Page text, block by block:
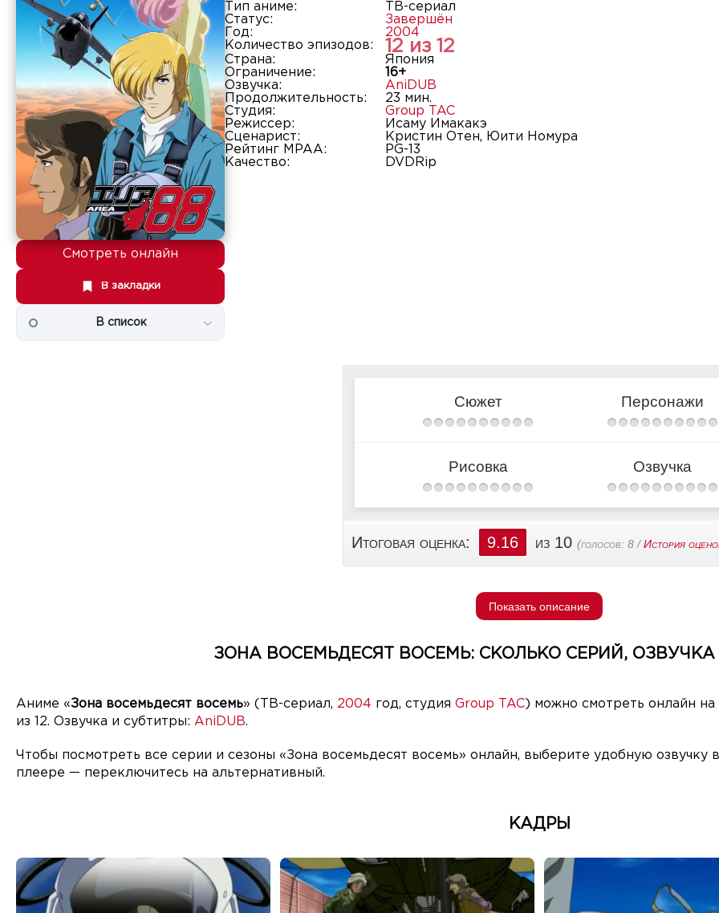
Смотреть онлайн
В закладки
В список
Тип аниме:
ТВ-сериал
Статус:
Завершён
Год:
2004
Количество эпизодов:
12 из 12
Страна:
Япония
Ограничение:
16+
Озвучка:
AniDUB
Продолжительность:
23 мин.
Студия:
Group TAC
Режиссер:
Исаму Имакакэ
Сценарист:
Кристин Отен, Юити Номура
Рейтинг MPAA:
PG-13
Качество:
DVDRip
Сюжет Персонажи
Рисовка Озвучка
Итоговая оценка: 9.16 из 10 (голосов: 8 /История
Показать описание
ЗОНА ВОСЕМЬДЕСЯТ ВОСЕМЬ: СКОЛЬКО СЕРИЙ, ОЗВУЧКА
Аниме «Зона восемьдесят восемь» (ТВ-сериал, 2004 год, студия Group TAC ) можно смотреть онлайн
из 12. Озвучка и субтитры: AniDUB.
Чтобы посмотреть все серии и сезоны «Зона восемьдесят восемь» онлайн, выберите удобную
плеере — переключитесь на альтернативный.
КАДРЫ